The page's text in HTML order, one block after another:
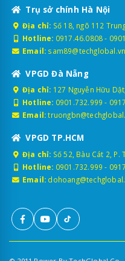
Trụ sở chính Hà Nội
Địa chỉ: Số 18, ngõ 112
Hotline: 0917.46.0808-
Email: sam89@techglobal.vn
VPGD Đà Nẵng
Địa chỉ: 127 Nguyễn Hữu
Hotline: 0901.732.999 -
Email:
VPGD TP.HCM
Địa chỉ: Số 52, Bàu Cát 2, P.
Hotline: 0901.732.999 -
Email: